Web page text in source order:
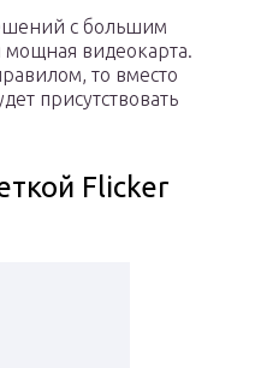
с большим
мощная видеокарта.
то вместо
присутствовать
Flicker